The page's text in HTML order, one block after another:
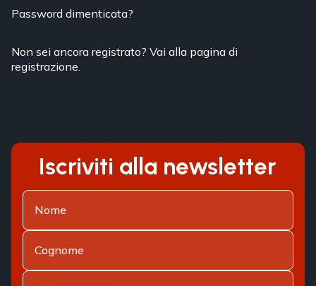
Password dimenticata?
Non sei ancora registrato? Vai alla pagina di
registrazione.
Iscriviti alla newsletter